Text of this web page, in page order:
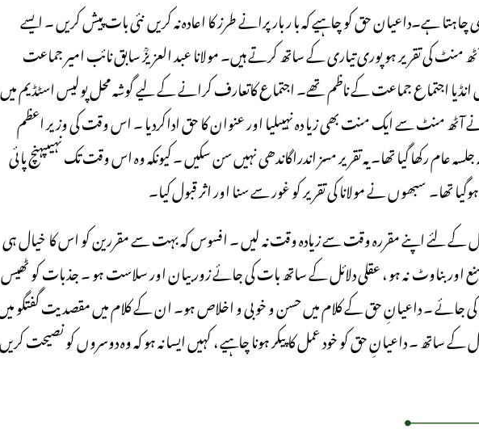
چاہتا ہے۔داعیان حق کو چاہیے کہ با ر بارپرانے طرز کا اعادہ نہ کریں نئی بات پیش کریں ۔ ایسے
منٹ کی تقریر ہو پوری تیاری کے ساتھ کرتے ہیں۔ مولانا عبد العزیزؒ سابق نائب امیر جماعت
1981 ء میں منعقد آل انڈیا اجتماع جماعت کے ناظم تھے۔ اجتماع کاتعارف کرانے کے لیے گوشہ محل پولیس اسٹڈیم میں
نے آٹھ منٹ سے ایک منت بھی زیا دہ نہیںلیا اور عنوان کا حق اداکردیا ۔ اس وقت کی وزیر اعظم
جلسہ عام رکھا گیا تھا۔ یہ تقریر مسز اندراگاندھی نہیں سن سکیں ۔ کیونکہ وہ اس وقت تک نہیںپہنچ پائی
تھا۔ سبھوں نے مولانا کی تقریر کو غور سے سنا اور اثر قبول کیا۔
کے لئے اپنے مقررہ وقت سے زیادہ وقت نہ لیں ۔ افسوس کہ بہت سے مقررین کو اس کا خیال ہی
تصنع اور بناوٹ نہ ہو ، عقلی دلائل کے ساتھ بات کی جائے زور بیان اور سلاست ہو ۔ جذبات کو ٹھیس
نہ کی جائے ۔ داعیانِ حق کے کلام میں حسن و خوبی و اخلاص ہو۔ ان کے کلام میں مقصدیت گفتگو
کے ساتھ ۔ داعیانِ حق کو خود عمل کا پیکر ہونا چاہیے ، کہیں ایسا نہ ہو کہ وہ دوسروں کو نصیحت کریں